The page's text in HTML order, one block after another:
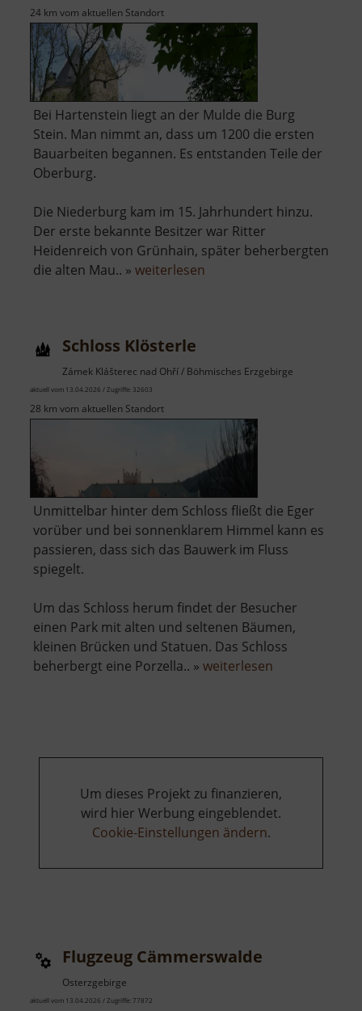
24 km vom aktuellen Standort
Bei Hartenstein liegt an der Mulde die Burg
Stein. Man nimmt an, dass um 1200 die ersten
Bauarbeiten begannen. Es entstanden Teile der
Oberburg.
Die Niederburg kam im 15. Jahrhundert hinzu.
Der erste bekannte Besitzer war Ritter
Heidenreich von Grünhain, später beherbergten
die alten Mau.. » weiterlesen
Schloss Klösterle
Zámek Klášterec nad Ohří / Böhmisches Erzgebirge
aktuell vom 13.04.2026 / Zugriffe: 32603
28 km vom aktuellen Standort
Unmittelbar hinter dem Schloss fließt die Eger
vorüber und bei sonnenklarem Himmel kann es
passieren, dass sich das Bauwerk im Fluss
spiegelt.
Um das Schloss herum findet der Besucher
einen Park mit alten und seltenen Bäumen,
kleinen Brücken und Statuen. Das Schloss
beherbergt eine Porzella.. » weiterlesen
Um dieses Projekt zu finanzieren,
wird hier Werbung eingeblendet.
Cookie-Einstellungen ändern.
Flugzeug Cämmerswalde
Osterzgebirge
aktuell vom 13.04.2026 / Zugriffe: 77872